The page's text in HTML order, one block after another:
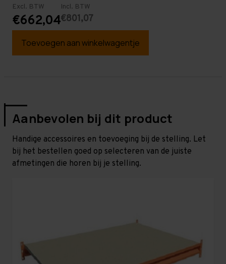
Excl. BTW
€662,04
Incl. BTW
€801,07
Toevoegen aan winkelwagentje
Aanbevolen bij dit product
Handige accessoires en toevoeging bij de stelling. Let
bij het bestellen goed op selecteren van de juiste
afmetingen die horen bij je stelling.